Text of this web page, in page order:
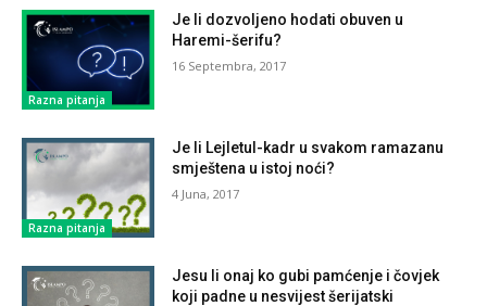
Razna pitanja
Je li dozvoljeno hodati obuven u
Haremi-šerifu?
16 Septembra, 2017
Razna pitanja
Je li Lejletul-kadr u svakom ramazanu
smještena u istoj noći?
4 Juna, 2017
Jesu li onaj ko gubi pamćenje i čovjek
koji padne u nesvijest šerijatski